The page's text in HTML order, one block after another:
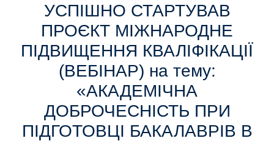
УСПІШНО СТАРТУВАВ
ПРОЄКТ МІЖНАРОДНЕ
ПІДВИЩЕННЯ КВАЛІФІКАЦІЇ
(ВЕБІНАР) на тему:
«АКАДЕМІЧНА
ДОБРОЧЕСНІСТЬ ПРИ
ПІДГОТОВЦІ БАКАЛАВРІВ В